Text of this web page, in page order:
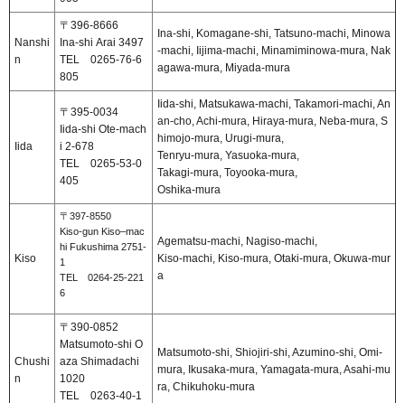
Nanshi
n
〒396-8666
Ina-shi Arai 3497
TEL 0265-76-6
805
Ina-shi, Komagane-shi, Tatsuno-machi, Minowa
-machi, Iijima-machi, Minamiminowa-mura, Nak
agawa-mura, Miyada-mura
Iida
〒395-0034
Iida-shi Ote-mach
i 2-678
TEL 0265-53-0
405
Iida-shi, Matsukawa-machi, Takamori-machi, An
an-cho, Achi-mura, Hiraya-mura, Neba-mura, S
himojo-mura, Urugi-mura,
Tenryu-mura, Yasuoka-mura,
Takagi-mura, Toyooka-mura,
Oshika-mura
Kiso
〒397-8550
Kiso-gun Kiso–mac
hi Fukushima 2751-
1
TEL 0264-25-221
6
Agematsu-machi, Nagiso-machi,
Kiso-machi, Kiso-mura, Otaki-mura, Okuwa-mur
a
Chushi
n
〒390-0852
Matsumoto-shi O
aza Shimadachi
1020
TEL 0263-40-1
Matsumoto-shi, Shiojiri-shi, Azumino-shi, Omi-
mura, Ikusaka-mura, Yamagata-mura, Asahi-mu
ra, Chikuhoku-mura